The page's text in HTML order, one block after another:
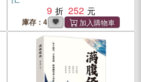
9
252
庫存：4